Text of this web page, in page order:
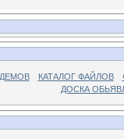
КАТАЛОГ ФАЙЛОВ
ДОСКА